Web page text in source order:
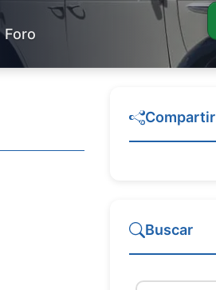
Foro
Compartir
Buscar